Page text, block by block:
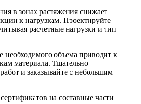
в зонах растяжения снижает
к нагрузкам. Проектируйте
расчетные нагрузки и тип
необходимого объема приводит к
материала. Тщательно
и заказывайте с небольшим
на составные части